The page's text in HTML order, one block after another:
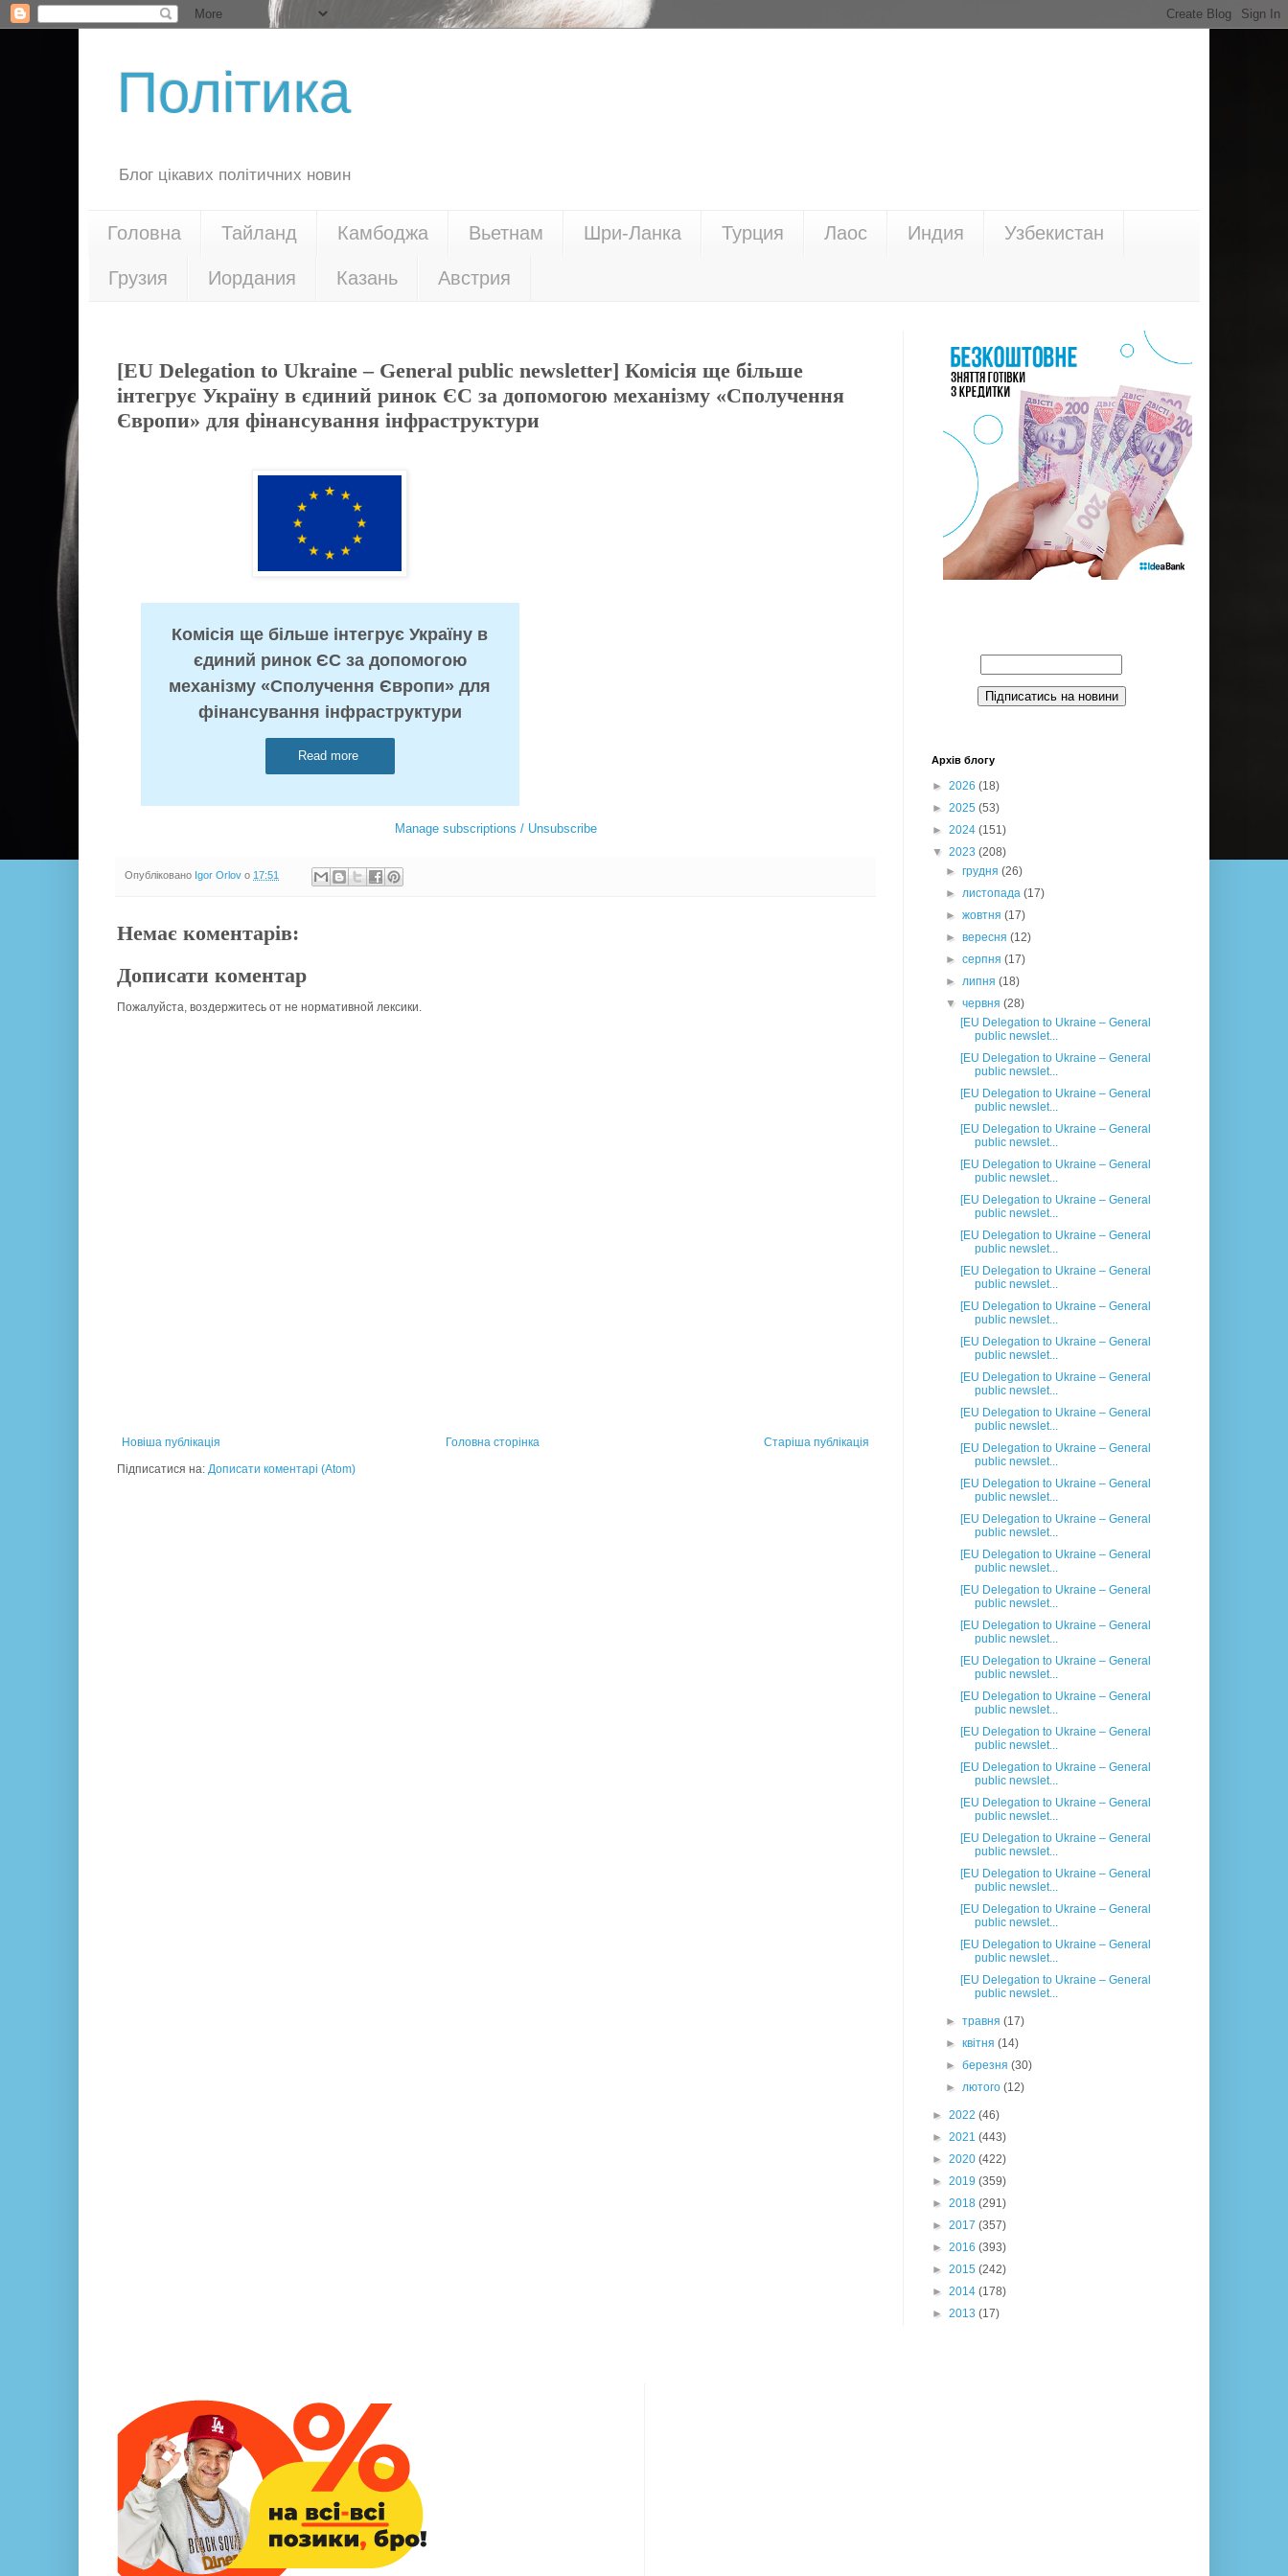
Політика
Блог цікавих політичних новин
Головна Тайланд Камбоджа Вьетнам Шри-Ланка Турция Лаос Индия Узбекистан
Грузия Иордания Казань Австрия
[EU Delegation to Ukraine – General public newsletter] Комісія ще більше
інтегрує Україну в єдиний ринок ЄС за допомогою механізму «Сполучення
Європи» для фінансування інфраструктури
Комісія ще більше інтегрує Україну в
єдиний ринок ЄС за допомогою
механізму «Сполучення Європи» для
фінансування інфраструктури
Read more
Manage subscriptions / Unsubscribe
Опубліковано Igor Orlov о 17:51
Немає коментарів:
Дописати коментар
Пожалуйста, воздержитесь от не нормативной лексики.
Новіша публікація Старіша публікація
Головна сторінка
Підписатися на: Дописати коментарі (Atom)
Архів блогу
► 2026 (18)
► 2025 (53)
► 2024 (151)
▼ 2023 (208)
►грудня(26)
►листопада(17)
►жовтня(17)
►вересня(12)
►серпня(17)
►липня(18)
▼червня(28)
[EU Delegation to Ukraine – General
public newslet...
[EU Delegation to Ukraine – General
public newslet...
[EU Delegation to Ukraine – General
public newslet...
[EU Delegation to Ukraine – General
public newslet...
[EU Delegation to Ukraine – General
public newslet...
[EU Delegation to Ukraine – General
public newslet...
[EU Delegation to Ukraine – General
public newslet...
[EU Delegation to Ukraine – General
public newslet...
[EU Delegation to Ukraine – General
public newslet...
[EU Delegation to Ukraine – General
public newslet...
[EU Delegation to Ukraine – General
public newslet...
[EU Delegation to Ukraine – General
public newslet...
[EU Delegation to Ukraine – General
public newslet...
[EU Delegation to Ukraine – General
public newslet...
[EU Delegation to Ukraine – General
public newslet...
[EU Delegation to Ukraine – General
public newslet...
[EU Delegation to Ukraine – General
public newslet...
[EU Delegation to Ukraine – General
public newslet...
[EU Delegation to Ukraine – General
public newslet...
[EU Delegation to Ukraine – General
public newslet...
[EU Delegation to Ukraine – General
public newslet...
[EU Delegation to Ukraine – General
public newslet...
[EU Delegation to Ukraine – General
public newslet...
[EU Delegation to Ukraine – General
public newslet...
[EU Delegation to Ukraine – General
public newslet...
[EU Delegation to Ukraine – General
public newslet...
[EU Delegation to Ukraine – General
public newslet...
[EU Delegation to Ukraine – General
public newslet...
►травня(17)
►квітня(14)
►березня(30)
►лютого(12)
► 2022 (46)
► 2021 (443)
► 2020 (422)
► 2019 (359)
► 2018 (291)
► 2017 (357)
► 2016 (393)
► 2015 (242)
► 2014 (178)
► 2013 (17)